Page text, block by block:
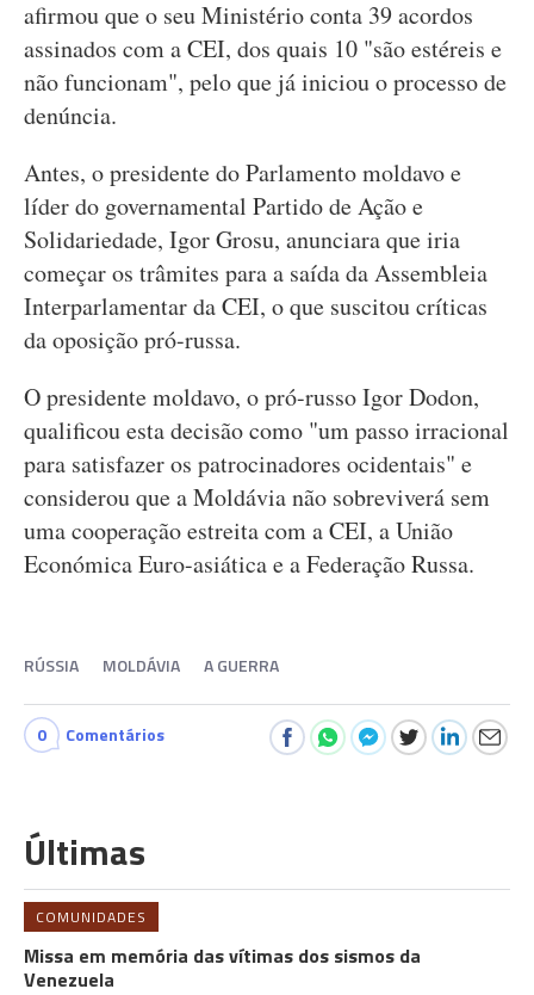
afirmou que o seu Ministério conta 39 acordos
assinados com a CEI, dos quais 10 "são estéreis e
não funcionam", pelo que já iniciou o processo de
denúncia.
Antes, o presidente do Parlamento moldavo e
líder do governamental Partido de Ação e
Solidariedade, Igor Grosu, anunciara que iria
começar os trâmites para a saída da Assembleia
Interparlamentar da CEI, o que suscitou críticas
da oposição pró-russa.
O presidente moldavo, o pró-russo Igor Dodon,
qualificou esta decisão como "um passo irracional
para satisfazer os patrocinadores ocidentais" e
considerou que a Moldávia não sobreviverá sem
uma cooperação estreita com a CEI, a União
Económica Euro-asiática e a Federação Russa.
RÚSSIA MOLDÁVIA A GUERRA
0 Comentários
Últimas
COMUNIDADES
Missa em memória das vítimas dos sismos da
Venezuela